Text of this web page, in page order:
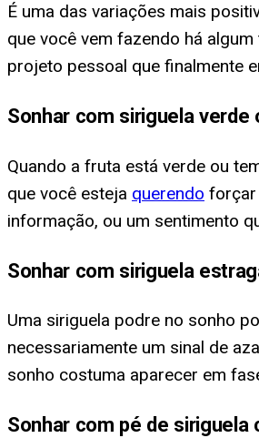
É uma das variações mais
que você vem fazendo há
projeto pessoal que finalmente
Sonhar com siriguela verde
Quando a fruta está verde ou
que você esteja querendo forçar
informação, ou um sentimento
Sonhar com siriguela
Uma siriguela podre no sonho
necessariamente um sinal de
sonho costuma aparecer em
Sonhar com pé de